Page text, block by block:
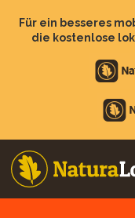
zumFür ein besseres
die kostenlose